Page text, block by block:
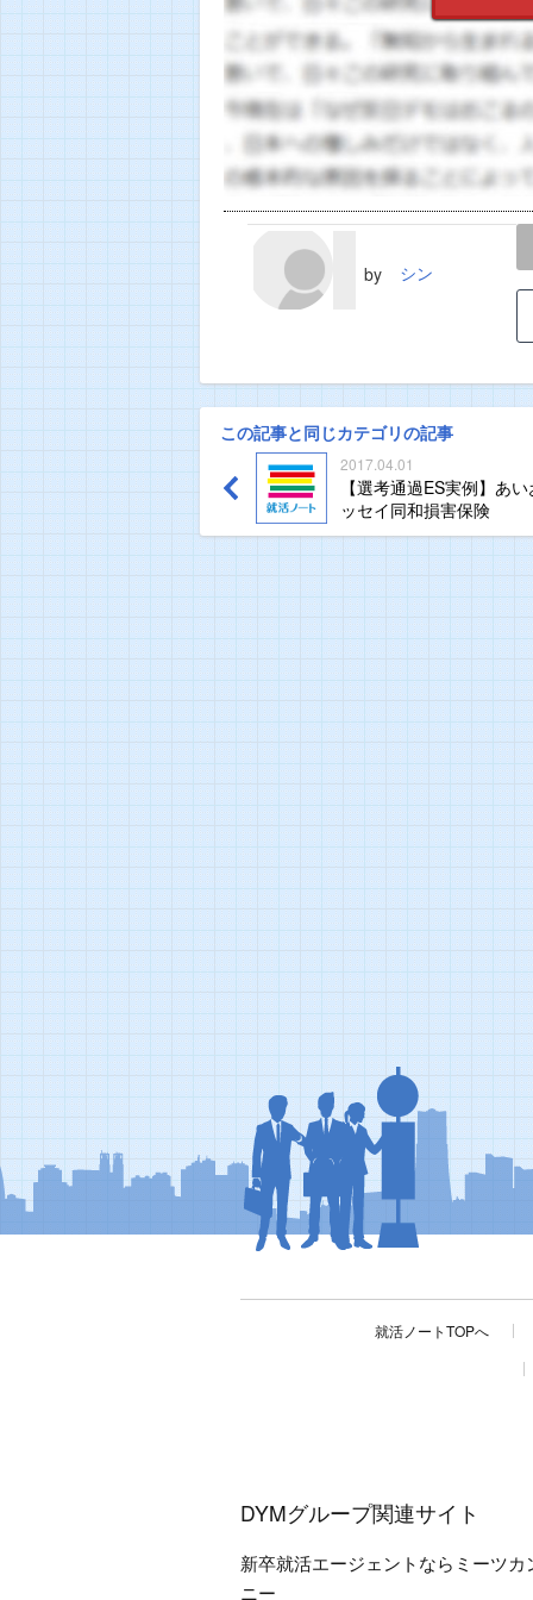
by シン
LINE
この記事と同じカテゴリの記事
2017.04.01
【選考通過ES実例】あ
ッセイ同和損害保険
就活ノートTOPへ
DYMグループ関連サイト
新卒就活エージェントならミーツカ
ニー